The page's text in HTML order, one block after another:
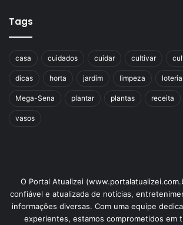
Tags
casa cuidados cuidar cultivar
dicas horta jardim limpeza loteria
Mega-Sena plantar plantas receita
vasos
O Portal Atualizei
confiável e atualizada de notícias,
informações diversas. Com uma equipe
experientes, estamos comprometidos em